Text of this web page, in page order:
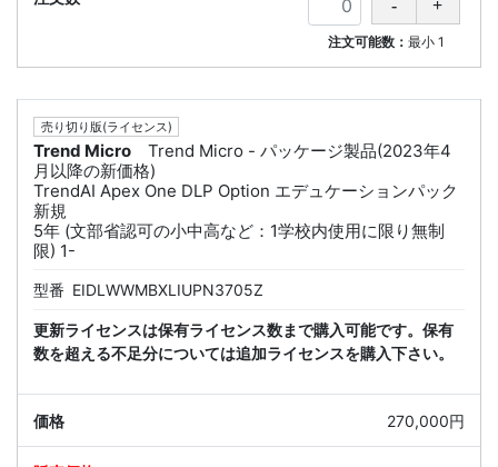
注文可能数：最小 1
売り切り版(ライセンス)
Trend Micro
Trend Micro - パッケージ製品(2023年4
月以降の新価格)
TrendAI Apex One DLP Option エデュケーションパック
新規
5年 (文部省認可の小中高など：1学校内使用に限り無制
限) 1-
型番 EIDLWWMBXLIUPN3705Z
更新ライセンスは保有ライセンス数まで購入可能です。保有
数を超える不足分については追加ライセンスを購入下さい。
270,000円